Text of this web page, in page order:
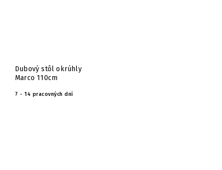
Dubový stôl okrúhly
Marco 110cm
7 - 14 pracovných dní